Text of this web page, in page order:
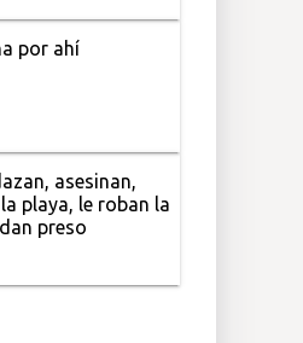
por ahí
asesinan,
playa, le roban la
preso